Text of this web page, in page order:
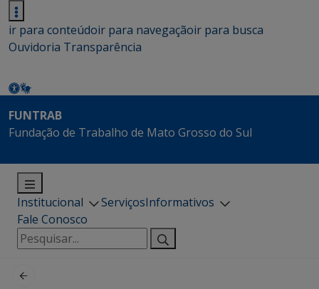
ir para conteúdoir para navegaçãoir para busca
Ouvidoria Transparência
FUNTRAB
Fundação de Trabalho de Mato Grosso do Sul
Institucional ServiçosInformativos
Fale Conosco
Pesquisar
por: